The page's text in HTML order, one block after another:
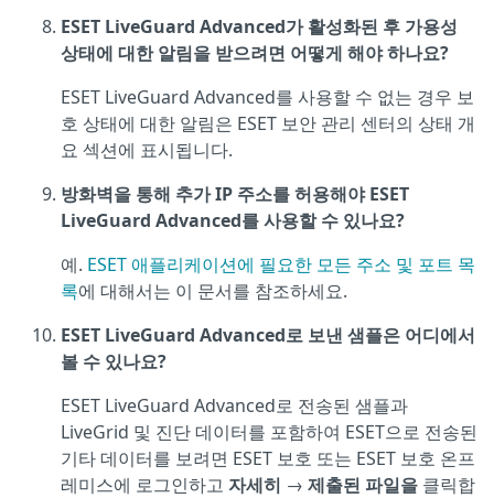
ESET LiveGuard Advanced가 활성화된 후 가용성
상태에 대한 알림을 받으려면 어떻게 해야 하나요?
ESET LiveGuard Advanced를 사용할 수 없는 경우 보
호 상태에 대한 알림은 ESET 보안 관리 센터의 상태 개
요 섹션에 표시됩니다.
방화벽을 통해 추가 IP 주소를 허용해야 ESET
LiveGuard Advanced를 사용할 수 있나요?
예. ESET 애플리케이션에 필요한 모든 주소 및 포트 목
록에 대해서는 이 문서를 참조하세요.
ESET LiveGuard Advanced로 보낸 샘플은 어디에서
볼 수 있나요?
ESET LiveGuard Advanced로 전송된 샘플과
LiveGrid 및 진단 데이터를 포함하여 ESET으로 전송된
기타 데이터를 보려면 ESET 보호 또는 ESET 보호 온프
레미스에 로그인하고 자세히 → 제출된 파일을 클릭합